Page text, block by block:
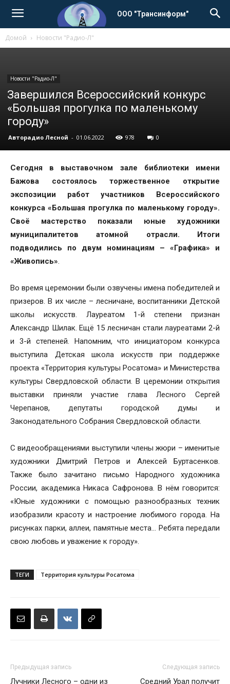
ООО "Трансинформ"
Домой Новости "Радио-Л"
Новости "Радио-Л"
Завершился Всероссийский конкурс
«Большая прогулка по маленькому
городу»
Авторадио Лесной - 01.06.2022 978 0
Сегодня в выставочном зале библиотеки имени
Бажова состоялось торжественное открытие
экспозиции работ участников Всероссийского
конкурса «Большая прогулка по маленькому городу».
Своё мастерство показали юные художники
муниципалитетов атомной отрасли. Итоги
подводились по двум номинациям – «Графика» и
«Живопись».
Во время церемонии были озвучены имена победителей и
призеров. В их числе – лесничане, воспитанники Детской
школы искусств. Лауреатом 1-й степени признан
Александр Шилак. Ещё 15 лесничан стали лауреатами 2-й
и 3-й степеней. Напомним, что инициатором конкурса
выступила Детская школа искусств при поддержке
проекта «Территория культуры Росатома» и Министерства
культуры Свердловской области. В церемонии открытия
выставки приняли участие глава Лесного Сергей
Черепанов, депутаты городской думы и
Законодательного Собрания Свердловской области.
С видеообращениями выступили члены жюри – именитые
художники Дмитрий Петров и Алексей Буртасенков.
Также было зачитано письмо Народного художника
России, академика Никаса Сафронова. В нём говорится:
«Юные художники с помощью разнообразных техник
изобразили красоту и настроение любимого города. На
рисунках парки, аллеи, памятные места… Ребята передали
свою любовь и уважение к городу».
ТЕГИ Территория культуры Росатома
Предыдущая запись
Лучники Лесного – одни из
Следующая запись
Средний Урал получит